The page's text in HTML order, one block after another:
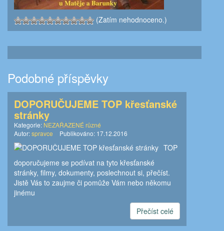
(Zatím nehodnoceno.)
Podobné příspěvky
DOPORUČUJEME TOP křesťanské
stránky
Kategorie: NEZAŘAZENÉ různé
Autor:spravce Publikováno: 17.12.2016
TOP
doporučujeme se podívat na tyto křesťanské
stránky, filmy, dokumenty, poslechnout si, přečíst.
Jistě Vás to zaujme či pomůže Vám nebo někomu
jinému
Přečíst celé